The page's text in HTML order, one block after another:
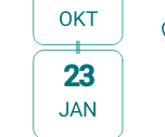
OKT
t/m
23
JAN